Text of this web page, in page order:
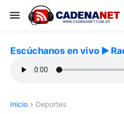
Escúchanos en vivo ▶️
Inicio Deportes